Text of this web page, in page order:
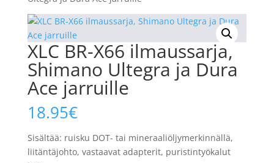
XLC BR-X66 ilmaussarja,
Shimano Ultegra ja Dura
Ace jarruille
18.95€
Sisältää: ruisku DOT- tai mineraaliöljymerkinnällä,
liitäntäjohto, vastaavat adapterit, puristintyökalut